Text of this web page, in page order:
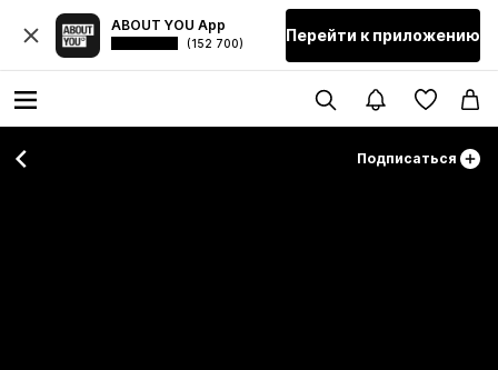
ABOUT YOU App
(152 700) Перейти к приложению
Подписаться